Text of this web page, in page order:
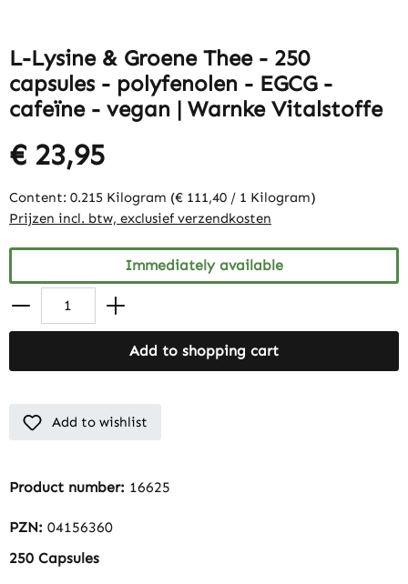
L-Lysine & Groene Thee - 250
capsules - polyfenolen - EGCG -
cafeïne - vegan | Warnke Vitalstoffe
€ 23,95
Content: 0.215 Kilogram (€ 111,40 / 1 Kilogram)
Prijzen incl. btw, exclusief verzendkosten
Immediately available
Add to shopping cart
Add to wishlist
Product number: 16625
PZN: 04156360
250 Capsules